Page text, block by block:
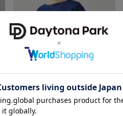
クーポン対象
SAINT JAMES
OUESSANT SOLID